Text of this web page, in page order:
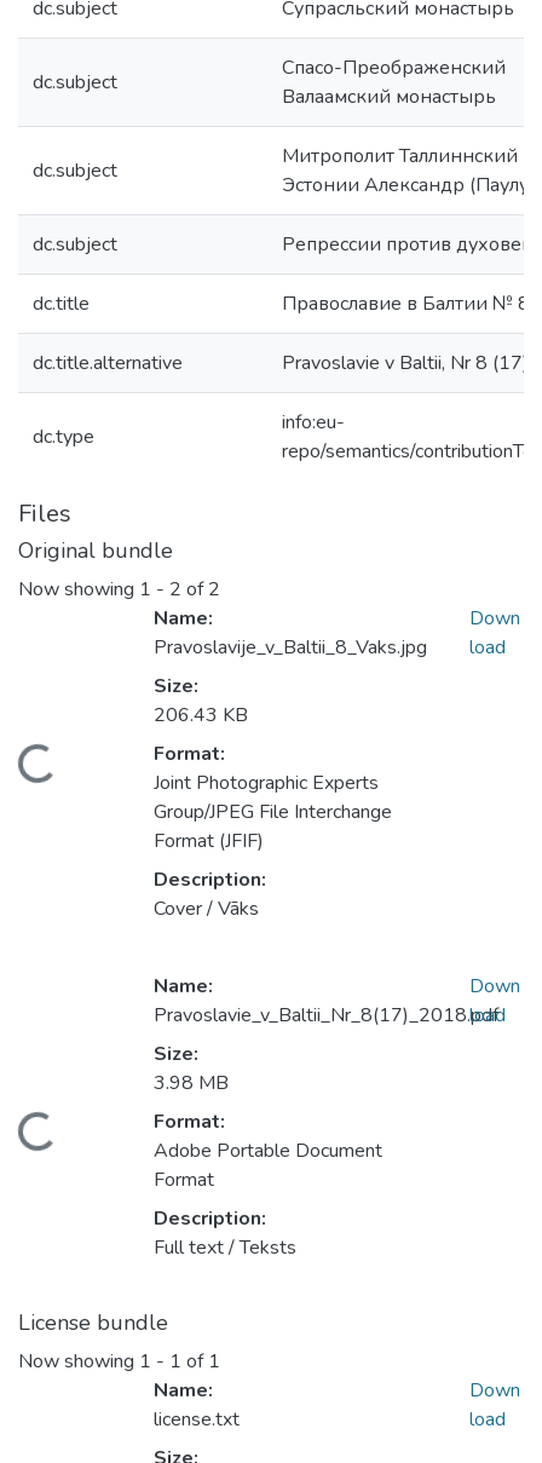
dc.subject Супрасльский монастырь
dc.subject
Спасо-Преображенский
Валаамский монастырь
dc.subject
Митрополит Таллиннский и
Эстонии Александр (Паулус)
dc.subject Репрессии против
dc.title Православие в Балтии № 8
dc.title.alternative Pravoslavie v Baltii, Nr 8 (17)
dc.type
info:eu-
repo/semantics/
Files
Original bundle
Now showing 1 - 2 of 2
Name:
Pravoslavije_v_Baltii_8_Vaks.jpg
Size:
206.43 KB
Format:
Joint Photographic Experts
Group/JPEG File Interchange
Format (JFIF)
Description:
Cover / Vāks
Down
load
Name:
Pravoslavie_v_Baltii_Nr_8(17)_2018.pdf
Size:
3.98 MB
Format:
Adobe Portable Document
Format
Description:
Full text / Teksts
Down
load
License bundle
Now showing 1 - 1 of 1
Name:
license.txt
Down
load